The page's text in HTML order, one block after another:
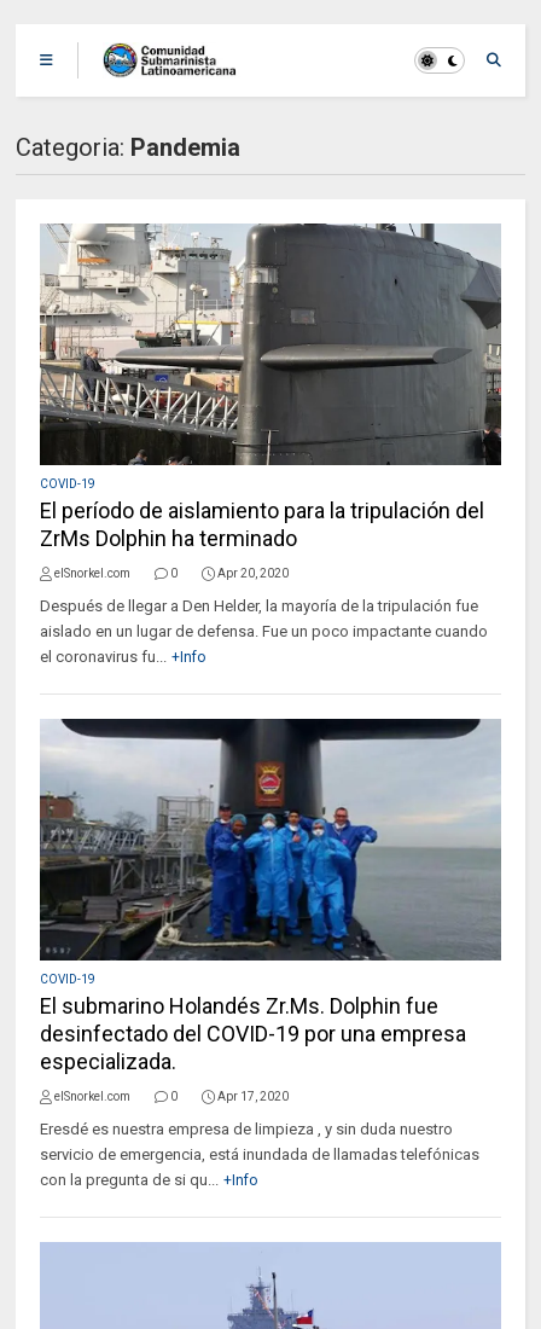
Categoria: Pandemia
COVID-19
El período de aislamiento para la tripulación del
ZrMs Dolphin ha terminado
elSnorkel.com 0 Apr 20, 2020
Después de llegar a Den Helder, la mayoría de la tripulación fue
aislado en un lugar de defensa. Fue un poco impactante cuando
el coronavirus fu... +Info
COVID-19
El submarino Holandés Zr.Ms. Dolphin fue
desinfectado del COVID-19 por una empresa
especializada.
elSnorkel.com 0 Apr 17, 2020
Eresdé es nuestra empresa de limpieza , y sin duda nuestro
servicio de emergencia, está inundada de llamadas telefónicas
con la pregunta de si qu... +Info